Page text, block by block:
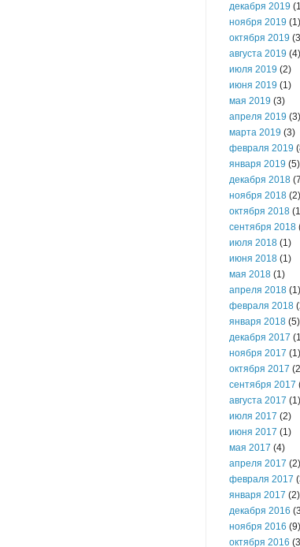
декабря 2019
ноября 2019 (1)
октября 2019
августа 2019 (4)
июля 2019 (2)
июня 2019 (1)
мая 2019 (3)
апреля 2019 (3)
марта 2019 (3)
февраля 2019
января 2019 (5)
декабря 2018
ноября 2018 (2)
октября 2018
сентября 2018
июля 2018 (1)
июня 2018 (1)
мая 2018 (1)
апреля 2018 (1)
февраля 2018
января 2018 (5)
декабря 2017
ноября 2017 (1)
октября 2017
сентября 2017
августа 2017 (1)
июля 2017 (2)
июня 2017 (1)
мая 2017 (4)
апреля 2017 (2)
февраля 2017
января 2017 (2)
декабря 2016
ноября 2016 (9)
октября 2016